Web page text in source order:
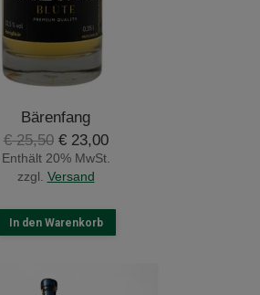
Bärenfang
€25,50 Ursprünglicher
Preis
war:
€23,00Aktueller
Preis
Enthält 20% MwSt.
zzgl. Versand
In den Warenkorb